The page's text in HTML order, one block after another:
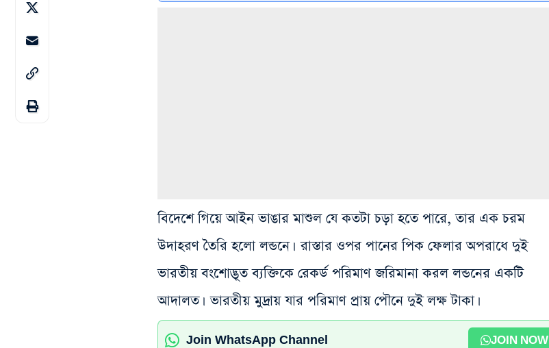
বিদেশে গিয়ে আইন ভাঙার মাশুল যে কতটা চড়া হতে পারে, তার এক চরম
উদাহরণ তৈরি হলো লন্ডনে। রাস্তার ওপর পানের পিক ফেলার অপরাধে দুই
ভারতীয় বংশোদ্ভূত ব্যক্তিকে রেকর্ড পরিমাণ জরিমানা করল লন্ডনের একটি
আদালত। ভারতীয় মুদ্রায় যার পরিমাণ প্রায় পৌনে দুই লক্ষ টাকা।
Join WhatsApp Channel JOIN NOW